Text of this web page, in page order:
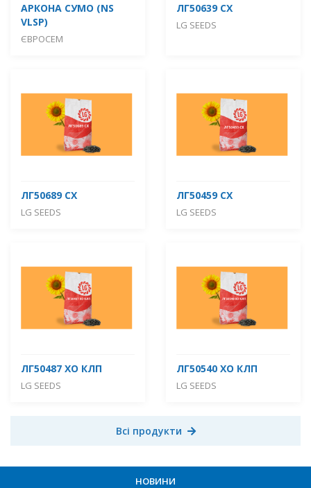
АРКОНА СУМО (NS
VLSP)
ЄВРОСЕМ
ЛГ50639 СХ
LG SEEDS
ЛГ50689 СХ
LG SEEDS
ЛГ50459 СХ
LG SEEDS
ЛГ50487 ХО КЛП
LG SEEDS
ЛГ50540 ХО КЛП
LG SEEDS
Всі продукти
НОВИНИ